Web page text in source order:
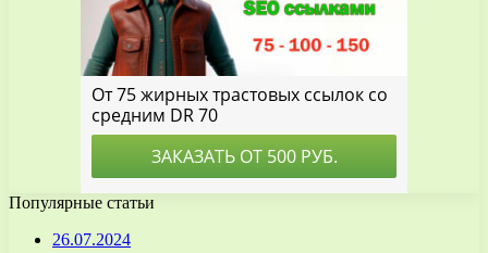
Популярные статьи
26.07.2024